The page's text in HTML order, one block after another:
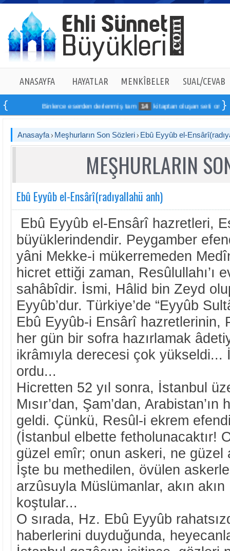
ANASAYFA HAYATLAR MENKÎBELER SUAL/CEVAB
Binlerce eserden derlenmiş tam 14 kitaptan oluşan seti online
Anasayfa Meşhurların Son Sözleri Ebû Eyyûb el-
MEŞHURLARIN
Ebû Eyyûb el-Ensârî(radıyallahü anh)
Ebû Eyyûb el-Ensârî hazretleri,
büyüklerindendir. Peygamber
yâni Mekke-i mükerremeden
hicret ettiği zaman, Resûlullahı’ı
sahâbîdir. İsmi, Hâlid bin Zeyd
Eyyûb’dur. Türkiye’de “Eyyûb
Ebû Eyyûb-i Ensârî hazretlerinin,
her gün bir sofra hazırlamak
ikrâmıyla derecesi çok yükseldi...
ordu...
Hicretten 52 yıl sonra, İstanbul
Mısır’dan, Şam’dan,
geldi. Çünkü, Resûl-i ekrem
(İstanbul elbette fetholunacaktır!
güzel emîr; onun askeri, ne
İşte bu methedilen, övülen
arzûsuyla Müslümanlar, akın
koştular...
O sırada, Hz. Ebû Eyyûb
haberlerini duyduğunda,